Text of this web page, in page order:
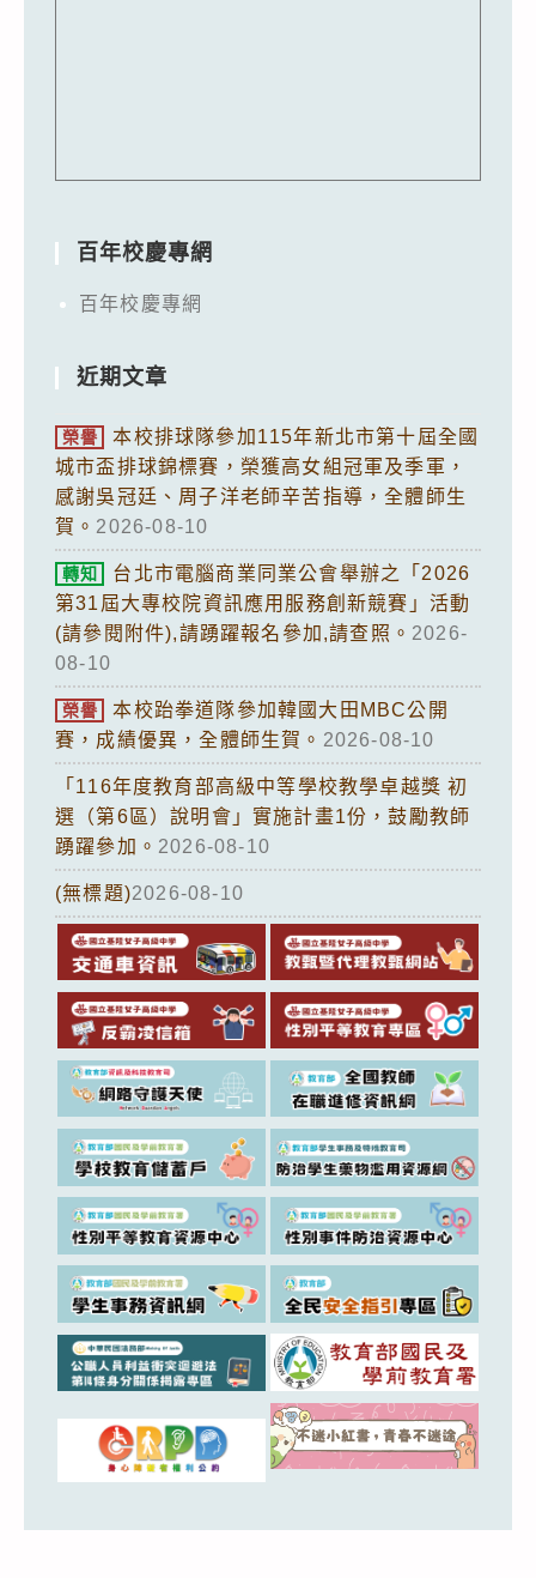
百年校慶專網
百年校慶專網
近期文章
榮譽
本校排球隊參加115年新北市第十屆全國
城市盃排球錦標賽，榮獲高女組冠軍及季軍，
感謝吳冠廷、周子洋老師辛苦指導，全體師生
賀。 2026-08-10
轉知
台北市電腦商業同業公會舉辦之「2026
第31屆大專校院資訊應用服務創新競賽」活動
(請參閱附件),請踴躍報名參加,請查照。 2026-
08-10
榮譽
本校跆拳道隊參加韓國大田MBC公開
賽，成績優異，全體師生賀。 2026-08-10
「116年度教育部高級中等學校教學卓越獎 初
選（第6區）說明會」實施計畫1份，鼓勵教師
踴躍參加。 2026-08-10
(無標題)2026-08-10